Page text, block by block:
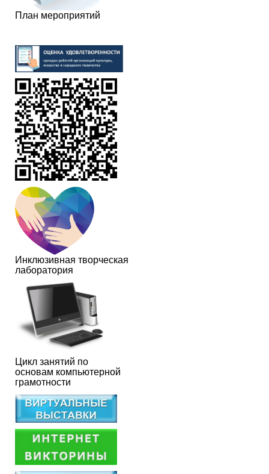
План мероприятий
Инклюзивная творческая
лаборатория
Цикл занятий по
основам компьютерной
грамотности